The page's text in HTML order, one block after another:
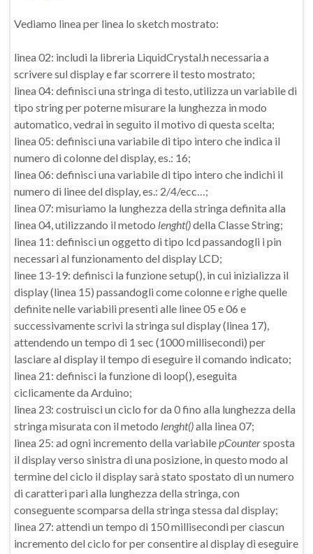
Vediamo linea per linea lo sketch mostrato:
linea 02: includi la libreria LiquidCrystal.h necessaria a
scrivere sul display e far scorrere il testo mostrato;
linea 04: definisci una stringa di testo, utilizza un variabile di
tipo string per poterne misurare la lunghezza in modo
automatico, vedrai in seguito il motivo di questa scelta;
linea 05: definisci una variabile di tipo intero che indica il
numero di colonne del display, es.: 16;
linea 06: definisci una variabile di tipo intero che indichi il
numero di linee del display, es.: 2/4/ecc…;
linea 07: misuriamo la lunghezza della stringa definita alla
linea 04, utilizzando il metodo lenght()della Classe String;
linea 11: definisci un oggetto di tipo lcd passandogli i pin
necessari al funzionamento del display LCD;
linee 13-19: definisci la funzione setup(), in cui inizializza il
display (linea 15) passandogli come colonne e righe quelle
definite nelle variabili presenti alle linee 05 e 06 e
successivamente scrivi la stringa sul display (linea 17),
attendendo un tempo di 1 sec (1000 millisecondi) per
lasciare al display il tempo di eseguire il comando indicato;
linea 21: definisci la funzione di loop(), eseguita
ciclicamente da Arduino;
linea 23: costruisci un ciclo for da 0 fino alla lunghezza della
stringa misurata con il metodo lenght()alla linea 07;
linea 25: ad ogni incremento della variabilepCountersposta
il display verso sinistra di una posizione, in questo modo al
termine del ciclo il display sarà stato spostato di un numero
di caratteri pari alla lunghezza della stringa, con
conseguente scomparsa della stringa stessa dal display;
linea 27: attendi un tempo di 150 millisecondi per ciascun
incremento del ciclo for per consentire al display di eseguire